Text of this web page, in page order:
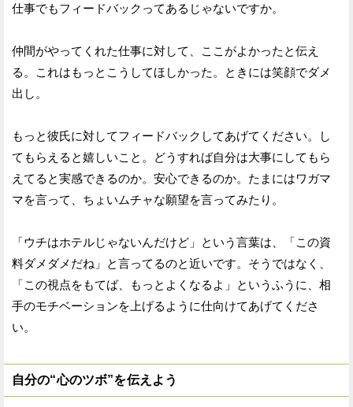
仕事でもフィードバックってあるじゃないですか。
仲間がやってくれた仕事に対して、ここがよかったと伝え
る。これはもっとこうしてほしかった。ときには笑顔でダメ
出し。
もっと彼氏に対してフィードバックしてあげてください。し
てもらえると嬉しいこと。どうすれば自分は大事にしてもら
えてると実感できるのか。安心できるのか。たまにはワガマ
マを言って、ちょいムチャな願望を言ってみたり。
「ウチはホテルじゃないんだけど」という言葉は、「この資
料ダメダメだね」と言ってるのと近いです。そうではなく、
「この視点をもてば、もっとよくなるよ」というふうに、相
手のモチベーションを上げるように仕向けてあげてくださ
い。
自分の“心のツボ”を伝えよう